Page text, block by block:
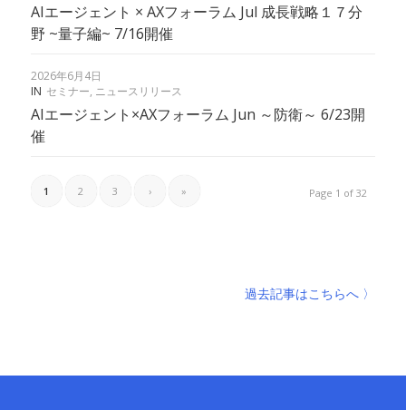
AIエージェント × AXフォーラム Jul 成長戦略１７分
野 ~量子編~ 7/16開催
2026年6月4日
IN セミナー, ニュースリリース
AIエージェント×AXフォーラム Jun ～防衛～ 6/23開
催
Page 1 of 32
1 2 3 › »
過去記事はこちらへ 〉